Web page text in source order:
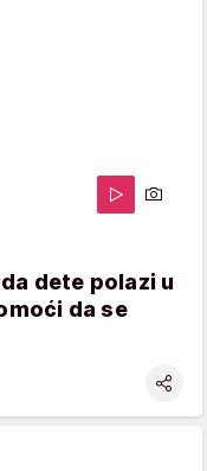
dete polazi u
da se